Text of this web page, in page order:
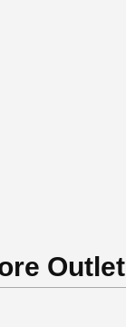
Outlet